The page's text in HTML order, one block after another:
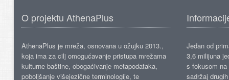
O projektu AthenaPlus
AthenaPlus je mreža, osnovana u ožujku 2013.,
koja ima za cilj omogućavanje pristupa mrežama
kulturne baštine, obogaćivanje metapodataka,
poboljšanje višejezične terminologije, te
Jedan od
3,6 milijuna
s fokusom
sadržaj